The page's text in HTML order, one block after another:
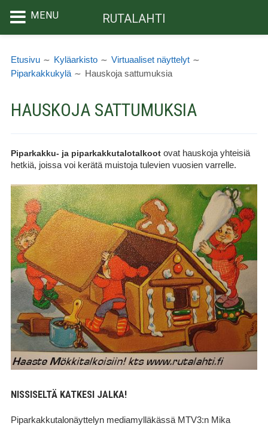
sisältöön
Etusivu Kyläarkisto
Virtuaaliset näyttelyt
Piparkakkukylä
Hauskoja sattumuksia
HAUSKOJA SATTUMUKSIA
Piparkakku- ja piparkakkutalotalkootovat hauskoja yhteisiä
hetkiä, joissa voi kerätä muistoja tulevien vuosien varrelle.
NISSISELTÄ KATKESI JALKA!
Piparkakkutalonäyttelyn mediamylläkässä MTV3:n Mika
MENU RUTALAHTI